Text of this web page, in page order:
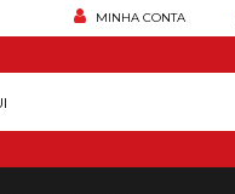
MINHA CONTA